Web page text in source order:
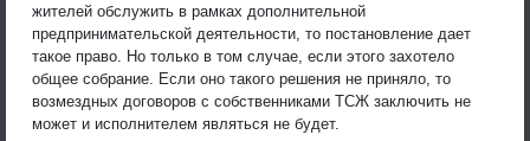
жителей обслужить в рамках дополнительной
предпринимательской деятельности, то постановление дает
такое право. Но только в том случае, если этого захотело
общее собрание. Если оно такого решения не приняло, то
возмездных договоров с собственниками ТСЖ заключить не
может и исполнителем являться не будет.